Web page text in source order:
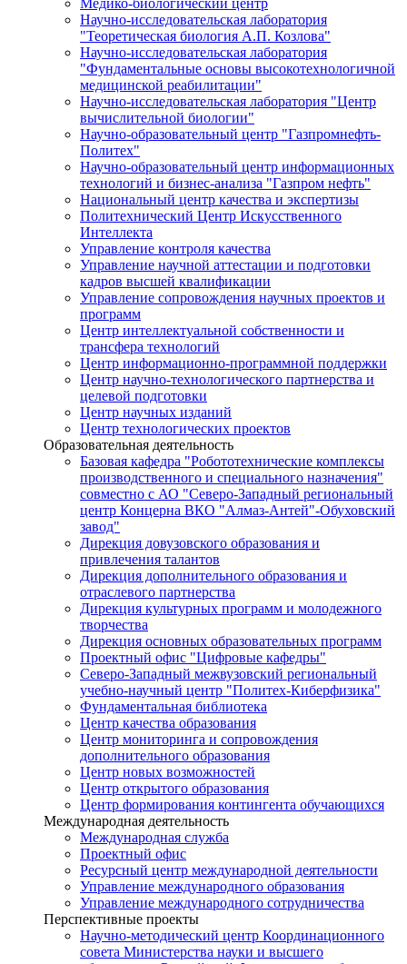
Научно-исследовательская лаборатория
"Теоретическая биология А.П. Козлова"
Научно-исследовательская лаборатория
"Фундаментальные основы высокотехнологичной
медицинской реабилитации"
Научно-исследовательская лаборатория "Центр
вычислительной биологии"
Научно-образовательный центр "Газпромнефть-
Политех"
Научно-образовательный центр информационных
технологий и бизнес-анализа "Газпром нефть"
Национальный центр качества и экспертизы
Политехнический Центр Искусственного
Интеллекта
Управление контроля качества
Управление научной аттестации и подготовки
кадров высшей квалификации
Управление сопровождения научных проектов и
программ
Центр интеллектуальной собственности и
трансфера технологий
Центр информационно-программной поддержки
Центр научно-технологического партнерства и
целевой подготовки
Центр научных изданий
Центр технологических проектов
Образовательная деятельность
Базовая кафедра "Робототехнические комплексы
производственного и специального назначения"
совместно с АО "Северо-Западный региональный
центр Концерна ВКО "Алмаз-Антей"-Обуховский
завод"
Дирекция довузовского образования и
привлечения талантов
Дирекция дополнительного образования и
отраслевого партнерства
Дирекция культурных программ и молодежного
творчества
Дирекция основных образовательных программ
Проектный офис "Цифровые кафедры"
Северо-Западный межвузовский региональный
учебно-научный центр "Политех-Киберфизика"
Фундаментальная библиотека
Центр качества образования
Центр мониторинга и сопровождения
дополнительного образования
Центр новых возможностей
Центр открытого образования
Центр формирования контингента обучающихся
Международная деятельность
Международная служба
Проектный офис
Ресурсный центр международной деятельности
Управление международного образования
Управление международного сотрудничества
Перспективные проекты
Научно-методический центр Координационного
совета Министерства науки и высшего